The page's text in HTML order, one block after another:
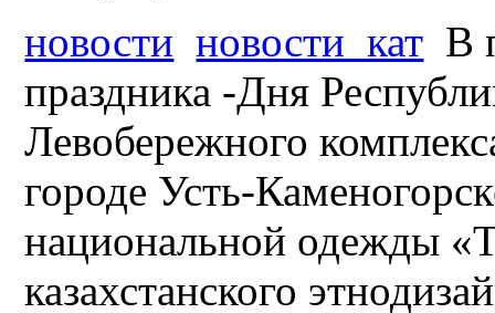
новости новости_кат В
праздника -Дня
Левобережного
городе Усть-
национальной одежды
казахстанского